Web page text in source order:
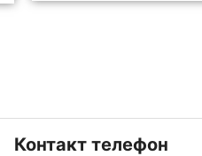
Контакт телефон